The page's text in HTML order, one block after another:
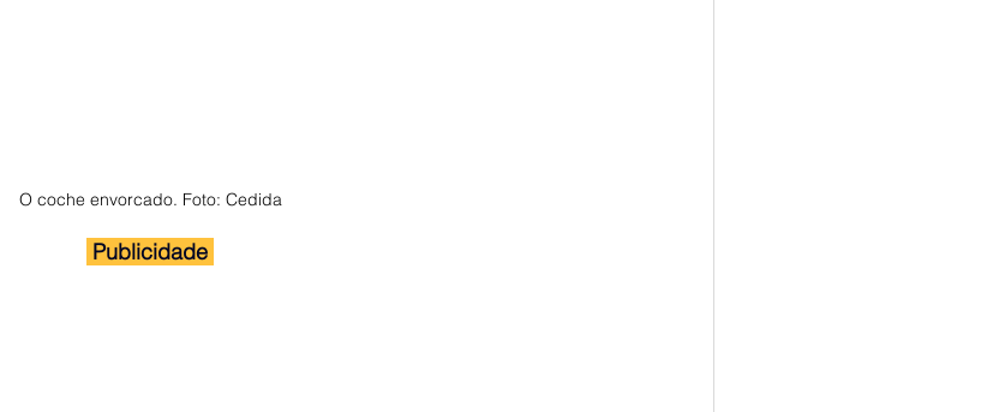
O coche envorcado. Foto: Cedida
Publicidade